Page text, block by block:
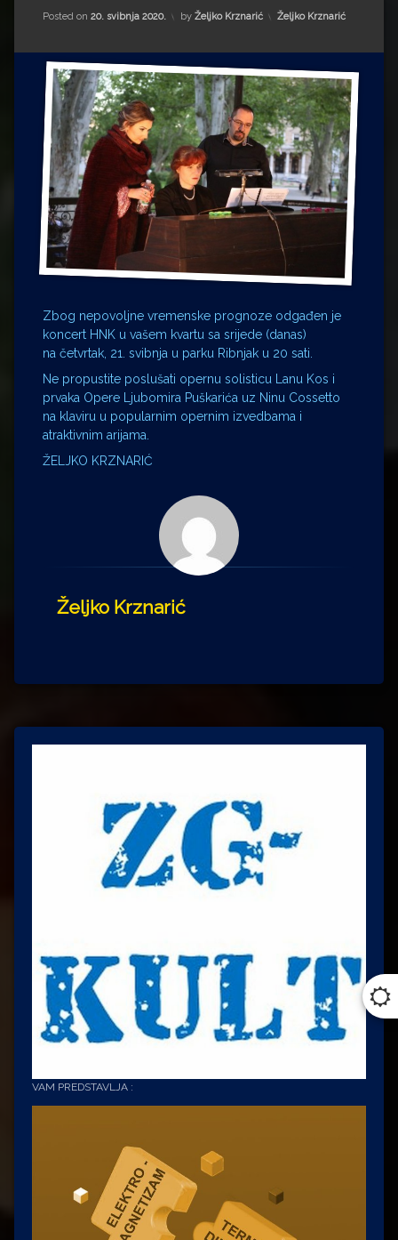
Matea Andrić
Ljiljana Lekanić-Kljaić
Željko Krznarić
Mario Lovreković
Miroslav Šantek
Posted on 20. svibnja 2020. by Željko Krznarić Kategorije:
Željko Krznarić
Zbog nepovoljne vremenske prognoze odgađen je
koncert HNK u vašem kvartu sa srijede (danas)
na četvrtak, 21. svibnja u parku Ribnjak u 20 sati.
Ne propustite poslušati opernu solisticu Lanu Kos i
prvaka Opere Ljubomira Puškarića uz Ninu Cossetto
na klaviru u popularnim opernim izvedbama i
atraktivnim arijama.
ŽELJKO KRZNARIĆ
Željko Krznarić
VAM PREDSTAVLJA :